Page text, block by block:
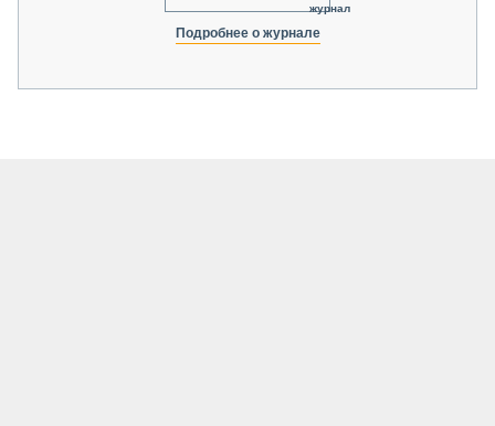
журнал
Подробнее о журнале